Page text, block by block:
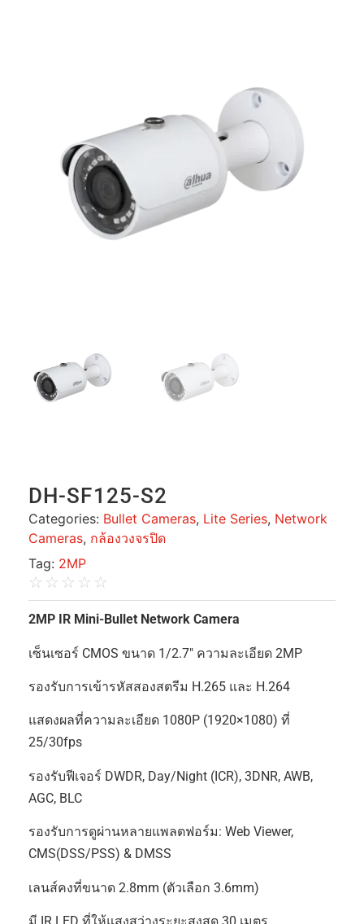
DH-SF125-S2
Categories: Bullet Cameras, Lite Series, Network
Cameras, กล้องวงจรปิด
Tag: 2MP
☆ ☆ ☆ ☆ ☆
2MP IR Mini-Bullet Network Camera
เซ็นเซอร์ CMOS ขนาด 1/2.7″ ความละเอียด 2MP
รองรับการเข้ารหัสสองสตรีม H.265 และ H.264
แสดงผลที่ความละเอียด 1080P (1920×1080) ที่
25/30fps
รองรับฟีเจอร์ DWDR, Day/Night (ICR), 3DNR, AWB,
AGC, BLC
รองรับการดูผ่านหลายแพลตฟอร์ม: Web Viewer,
CMS(DSS/PSS) & DMSS
เลนส์คงที่ขนาด 2.8mm (ตัวเลือก 3.6mm)